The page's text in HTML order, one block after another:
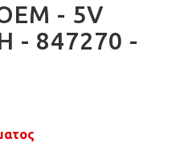
- 5V
- 847270 -